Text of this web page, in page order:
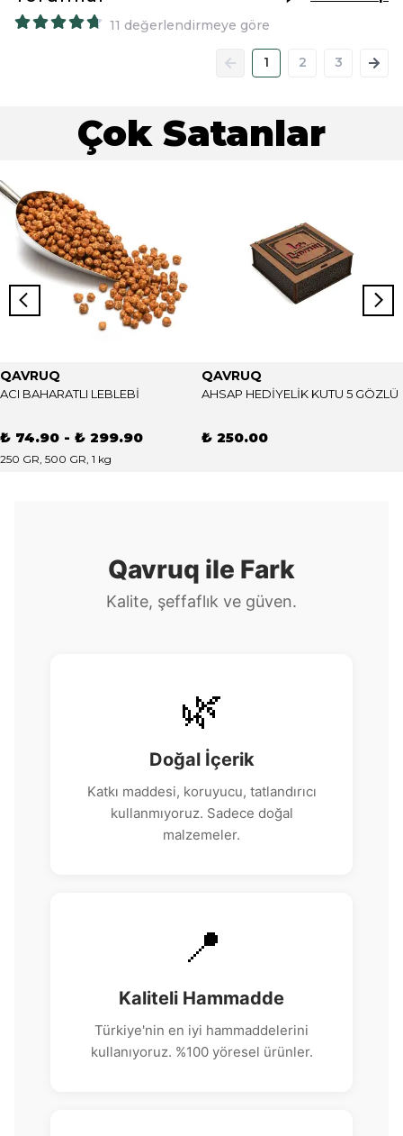
11 değerlendirmeye göre
1 2 3
Çok Satanlar
QAVRUQ
ACI BAHARATLI LEBLEBİ
₺ 74.90 - ₺ 299.90
250 GR, 500 GR, 1 kg
QAVRUQ
AHSAP HEDİYELİK KUTU 5 GÖZLÜ
₺ 250.00
Qavruq ile Fark
Kalite, şeffaflık ve güven.
🌿
Doğal İçerik
Katkı maddesi, koruyucu, tatlandırıcı
kullanmıyoruz. Sadece doğal
malzemeler.
📍
Kaliteli Hammadde
Türkiye'nin en iyi hammaddelerini
kullanıyoruz. %100 yöresel ürünler.